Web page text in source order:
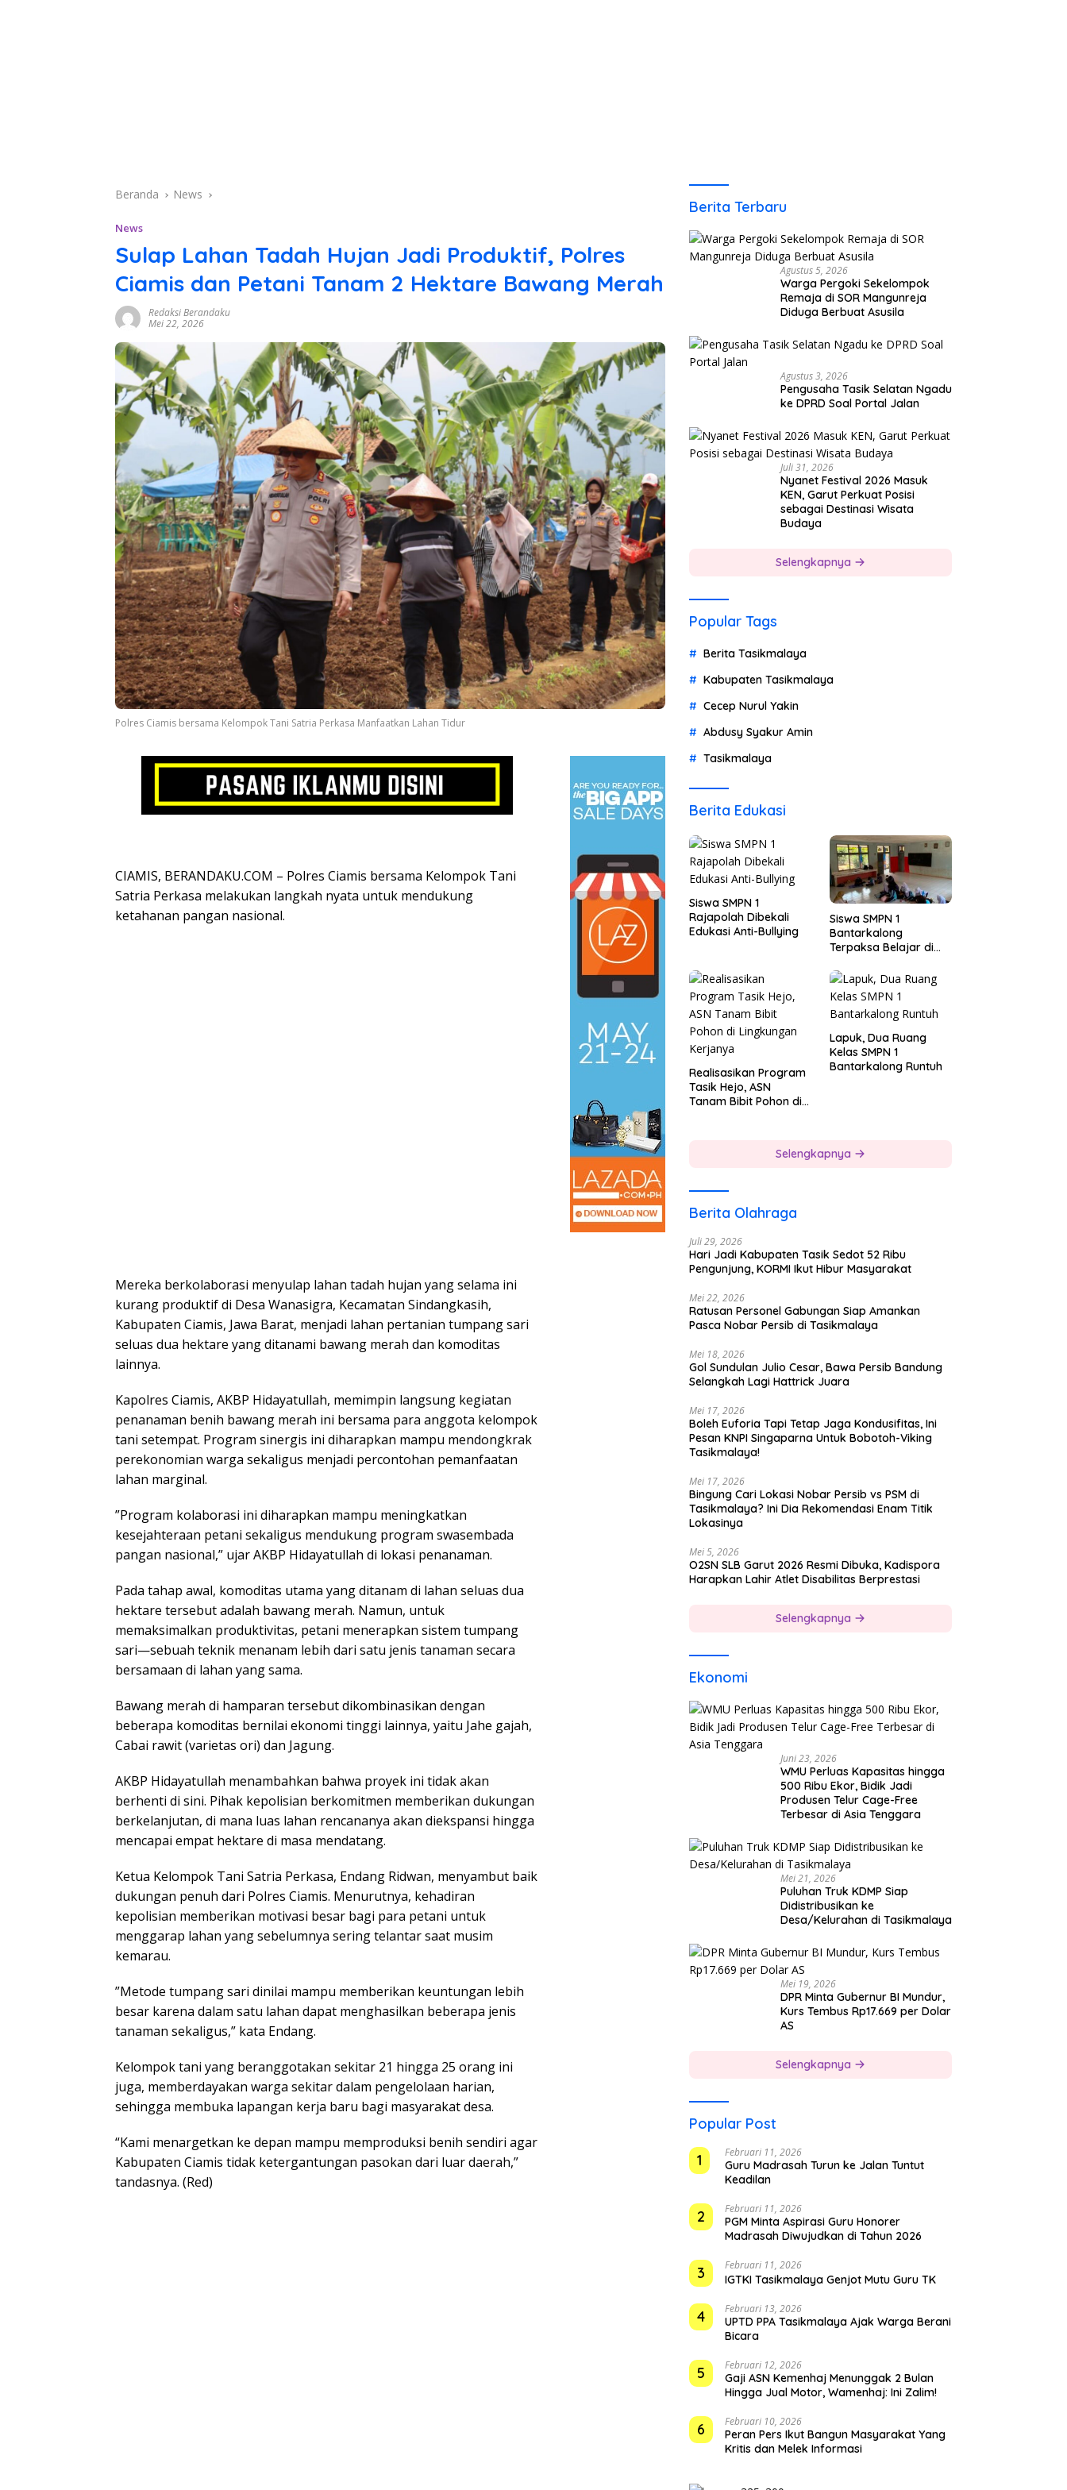
Beranda News
News
​Sulap Lahan Tadah Hujan Jadi Produktif, Polres
Ciamis dan Petani Tanam 2 Hektare Bawang Merah
Redaksi Berandaku
Mei 22, 2026
Polres Ciamis bersama Kelompok Tani Satria Perkasa Manfaatkan Lahan Tidur
​CIAMIS, BERANDAKU.COM – Polres Ciamis bersama Kelompok Tani
Satria Perkasa melakukan langkah nyata untuk mendukung
ketahanan pangan nasional.
Mereka berkolaborasi menyulap lahan tadah hujan yang selama ini
kurang produktif di Desa Wanasigra, Kecamatan Sindangkasih,
Kabupaten Ciamis, Jawa Barat, menjadi lahan pertanian tumpang sari
seluas dua hektare yang ditanami bawang merah dan komoditas
lainnya.
​Kapolres Ciamis, AKBP Hidayatullah, memimpin langsung kegiatan
penanaman benih bawang merah ini bersama para anggota kelompok
tani setempat. Program sinergis ini diharapkan mampu mendongkrak
perekonomian warga sekaligus menjadi percontohan pemanfaatan
lahan marginal.
​”Program kolaborasi ini diharapkan mampu meningkatkan
kesejahteraan petani sekaligus mendukung program swasembada
pangan nasional,” ujar AKBP Hidayatullah di lokasi penanaman.
​Pada tahap awal, komoditas utama yang ditanam di lahan seluas dua
hektare tersebut adalah bawang merah. Namun, untuk
memaksimalkan produktivitas, petani menerapkan sistem tumpang
sari—sebuah teknik menanam lebih dari satu jenis tanaman secara
bersamaan di lahan yang sama.
​Bawang merah di hamparan tersebut dikombinasikan dengan
beberapa komoditas bernilai ekonomi tinggi lainnya, yaitu ​Jahe gajah, ​
Cabai rawit (varietas ori) dan ​Jagung.
​AKBP Hidayatullah menambahkan bahwa proyek ini tidak akan
berhenti di sini. Pihak kepolisian berkomitmen memberikan dukungan
berkelanjutan, di mana luas lahan rencananya akan diekspansi hingga
mencapai empat hektare di masa mendatang.
​Ketua Kelompok Tani Satria Perkasa, Endang Ridwan, menyambut baik
dukungan penuh dari Polres Ciamis. Menurutnya, kehadiran
kepolisian memberikan motivasi besar bagi para petani untuk
menggarap lahan yang sebelumnya sering telantar saat musim
kemarau.
​”Metode tumpang sari dinilai mampu memberikan keuntungan lebih
besar karena dalam satu lahan dapat menghasilkan beberapa jenis
tanaman sekaligus,” kata Endang.
​Kelompok tani yang beranggotakan sekitar 21 hingga 25 orang ini
juga, memberdayakan warga sekitar dalam pengelolaan harian,
sehingga membuka lapangan kerja baru bagi masyarakat desa.
“Kami menargetkan ke depan mampu memproduksi benih sendiri agar
Kabupaten Ciamis tidak ketergantungan pasokan dari luar daerah,”
tandasnya. (Red)
Berita Terbaru
Agustus 5, 2026
Warga Pergoki Sekelompok
Remaja di SOR Mangunreja
Diduga Berbuat Asusila
Agustus 3, 2026
Pengusaha Tasik Selatan Ngadu
ke DPRD Soal Portal Jalan
Juli 31, 2026
Nyanet Festival 2026 Masuk
KEN, Garut Perkuat Posisi
sebagai Destinasi Wisata
Budaya
Selengkapnya
Popular Tags
Berita Tasikmalaya
Kabupaten Tasikmalaya
Cecep Nurul Yakin
Abdusy Syakur Amin
Tasikmalaya
Berita Edukasi
Siswa SMPN 1
Rajapolah Dibekali
Edukasi Anti-Bullying
Siswa SMPN 1
Bantarkalong
Terpaksa Belajar di
Realisasikan Program
Tasik Hejo, ASN
Tanam Bibit Pohon di
Lapuk, Dua Ruang
Kelas SMPN 1
Bantarkalong Runtuh
Selengkapnya
Berita Olahraga
Juli 29, 2026
Hari Jadi Kabupaten Tasik Sedot 52 Ribu
Pengunjung, KORMI Ikut Hibur Masyarakat
Mei 22, 2026
Ratusan Personel Gabungan Siap Amankan
Pasca Nobar Persib di Tasikmalaya
Mei 18, 2026
Gol Sundulan Julio Cesar, Bawa Persib Bandung
Selangkah Lagi Hattrick Juara
Mei 17, 2026
Boleh Euforia Tapi Tetap Jaga Kondusifitas, Ini
Pesan KNPI Singaparna Untuk Bobotoh-Viking
Tasikmalaya!
Mei 17, 2026
Bingung Cari Lokasi Nobar Persib vs PSM di
Tasikmalaya? Ini Dia Rekomendasi Enam Titik
Lokasinya
Mei 5, 2026
O2SN SLB Garut 2026 Resmi Dibuka, Kadispora
Harapkan Lahir Atlet Disabilitas Berprestasi
Selengkapnya
Ekonomi
Juni 23, 2026
WMU Perluas Kapasitas hingga
500 Ribu Ekor, Bidik Jadi
Produsen Telur Cage-Free
Terbesar di Asia Tenggara
Mei 21, 2026
Puluhan Truk KDMP Siap
Didistribusikan ke
Desa/Kelurahan di Tasikmalaya
Mei 19, 2026
DPR Minta Gubernur BI Mundur,
Kurs Tembus Rp17.669 per Dolar
AS
Selengkapnya
Popular Post
1
Februari 11, 2026
Guru Madrasah Turun ke Jalan Tuntut
Keadilan
2 Februari 11, 2026
PGM Minta Aspirasi Guru Honorer
Madrasah Diwujudkan di Tahun 2026
3 Februari 11, 2026
IGTKI Tasikmalaya Genjot Mutu Guru TK
4 Februari 13, 2026
UPTD PPA Tasikmalaya Ajak Warga Berani
Bicara
5 Februari 12, 2026
Gaji ASN Kemenhaj Menunggak 2 Bulan
Hingga Jual Motor, Wamenhaj: Ini Zalim!
6 Februari 10, 2026
Peran Pers Ikut Bangun Masyarakat Yang
Kritis dan Melek Informasi